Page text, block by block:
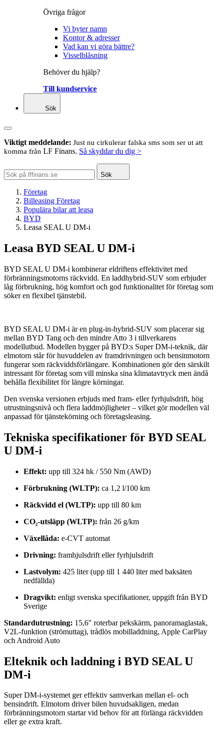
Övriga frågor
Vi byter namn
Kontor & adresser
Vad kan vi göra bättre?
Visselblåsning
Behöver du hjälp?
Till kundservice
Sök
Viktigt meddelande: Just nu cirkulerar falska sms som ser ut att
komma från LF Finans. Så skyddar du dig >
Sök
Företag
Billeasing Företag
Populära bilar att leasa
BYD
Leasa SEAL U DM-i
Leasa BYD SEAL U DM-i
BYD SEAL U DM-i kombinerar eldriftens effektivitet med
förbränningsmotorns räckvidd. En laddhybrid-SUV som erbjuder
låg förbrukning, hög komfort och god funktionalitet för företag som
söker en flexibel tjänstebil.
BYD SEAL U DM-i är en plug-in-hybrid-SUV som placerar sig
mellan BYD Tang och den mindre Atto 3 i tillverkarens
modellutbud. Modellen bygger på BYD:s Super DM-i-teknik, där
elmotorn står för huvuddelen av framdrivningen och bensinmotorn
fungerar som räckviddsförlängare. Kombinationen gör den särskilt
intressant för företag som vill minska sina klimatavtryck men ändå
behålla flexibilitet för längre körningar.
Den svenska versionen erbjuds med fram- eller fyrhjulsdrift, hög
utrustningsnivå och flera laddmöjligheter – vilket gör modellen väl
anpassad för tjänstekörning och företagsleasing.
Tekniska specifikationer för BYD SEAL
U DM-i
Effekt: upp till 324 hk / 550 Nm (AWD)
Förbrukning (WLTP): ca 1,2 l/100 km
Räckvidd el (WLTP): upp till 80 km
CO₂-utsläpp (WLTP): från 26 g/km
Växellåda: e-CVT automat
Drivning: framhjulsdrift eller fyrhjulsdrift
Lastvolym: 425 liter (upp till 1 440 liter med baksäten
nedfällda)
Dragvikt: enligt svenska specifikationer, uppgift från BYD
Sverige
Standardutrustning: 15,6″ roterbar pekskärm, panoramaglastak,
V2L-funktion (strömuttag), trådlös mobilladdning, Apple CarPlay
och Android Auto
Elteknik och laddning i BYD SEAL U
DM-i
Super DM-i-systemet ger effektiv samverkan mellan el- och
bensindrift. Elmotorn driver bilen huvudsakligen, medan
förbränningsmotorn startar vid behov för att förlänga räckvidden
eller ge extra kraft.